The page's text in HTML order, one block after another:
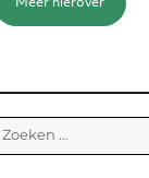
Meer hierover